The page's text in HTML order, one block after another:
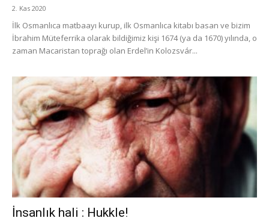
2. Kas 2020
İlk Osmanlıca matbaayı kurup, ilk Osmanlıca kitabı basan ve bizim
İbrahim Müteferrika olarak bildiğimiz kişi 1674 (ya da 1670) yılında, o
zaman Macaristan toprağı olan Erdel’in Kolozsvár...
İnsanlık hali : Hukkle!